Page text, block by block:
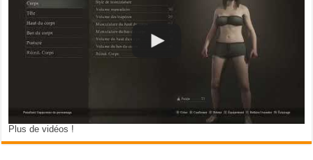
Plus de vidéos !